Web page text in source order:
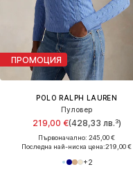
ПРОМОЦИЯ
POLO RALPH LAUREN
Пуловер
219,00 €(428,33 лв.³)
Първоначално: 245,00 €
Последна най-ниска цена:219,00 €
+2